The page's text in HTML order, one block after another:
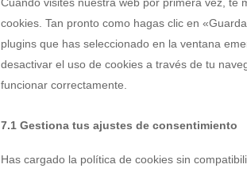
cookies. Tan pronto como hagas clic en
plugins que has seleccionado en la ventana
desactivar el uso de cookies a través de tu
funcionar correctamente.
7.1 Gestiona tus ajustes de consentimiento
Has cargado la política de cookies sin